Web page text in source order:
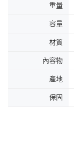
重量
容量
材質
內容物
產地
保固